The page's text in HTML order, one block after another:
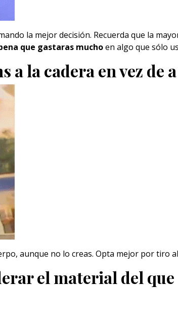
la mejor decisión. Recuerda que la
que gastaras muchoen algo que sólo
a la cadera en vez de
aunque no lo creas. Opta mejor por tiro
el material del que